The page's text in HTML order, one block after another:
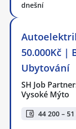
dnešní
50.000Kč |
Ubytování
SH Job
Vysoké Mýto
44 200 –